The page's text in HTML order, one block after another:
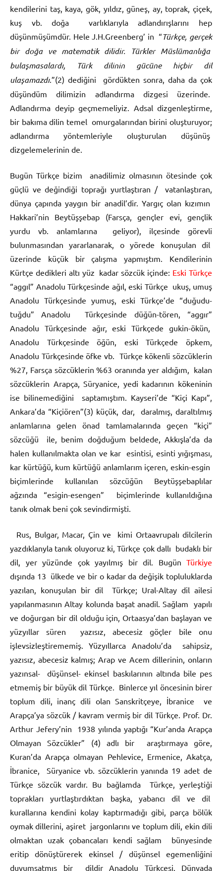
kendilerini taş, kaya, gök, yıldız, güneş, ay, toprak, çiçek,
kuş vb. doğa varlıklarıyla adlandırışlarını hep
düşünmüşümdür. Hele J.H.Greenberg’ in “Türkçe, gerçek
bir doğa ve matematik dilidir. Türkler Müslümanlığa
bulaşmasalardı, Türk dilinin gücüne hiçbir dil
ulaşamazdı.”(2) dediğini gördükten sonra, daha da çok
düşündüm dilimizin adlandırma dizgesi üzerinde.
Adlandırma deyip geçmemeliyiz. Adsal dizgenleştirme,
bir bakıma dilin temel omurgalarından birini oluşturuyor;
adlandırma yöntemleriyle oluşturulan düşünüş
dizgelemelerinin de.
Bugün Türkçe bizim anadilimiz olmasının ötesinde çok
güçlü ve değindiği toprağı yurtlaştıran / vatanlaştıran,
dünya çapında yaygın bir anadil’dir. Yargıç olan kızımın
Hakkari’nin Beytüşşebap (Farsça, gençler evi, gençlik
yurdu vb. anlamlarına geliyor), ilçesinde görevli
bulunmasından yararlanarak, o yörede konuşulan dil
üzerinde küçük bir çalışma yapmıştım. Kendilerinin
Kürtçe dedikleri altı yüz kadar sözcük içinde: Eski Türkçe
“aggıl” Anadolu Türkçesinde ağıl, eski Türkçe ukuş, umuş
Anadolu Türkçesinde yumuş, eski Türkçe’de “duğudu-
tuğdu” Anadolu Türkçesinde düğün-tören, “aggır”
Anadolu Türkçesinde ağır, eski Türkçede gukin-ökün,
Anadolu Türkçesinde öğün, eski Türkçede öpkem,
Anadolu Türkçesinde öfke vb. Türkçe kökenli sözcüklerin
%27, Farsça sözcüklerin %63 oranında yer aldığım, kalan
sözcüklerin Arapça, Süryanice, yedi kadarının kökeninin
ise bilinemediğini saptamıştım. Kayseri’de “Kiçi Kapı”,
Ankara’da “Kiçiören”(3) küçük, dar, daralmış, daraltılmış
anlamlarına gelen önad tamlamalarında geçen “kiçi”
sözcüğü ile, benim doğduğum beldede, Akkışla’da da
halen kullanılmakta olan ve kar esintisi, esinti yığışması,
kar kürtüğü, kum kürtüğü anlamlarım içeren, eskin-esgin
biçimlerinde kullanılan sözcüğün Beytüşşebaplılar
ağzında “esigin-esengen” biçimlerinde kullanıldığına
tanık olmak beni çok sevindirmişti.
Rus, Bulgar, Macar, Çin ve kimi Ortaavrupalı dilcilerin
yazdıklanyla tanık oluyoruz ki, Türkçe çok dallı budaklı bir
dil, yer yüzünde çok yayılmış bir dil. Bugün Türkiye
dışında 13 ülkede ve bir o kadar da değişik topluluklarda
yazılan, konuşulan bir dil Türkçe; Ural-Altay dil ailesi
yapılanmasının Altay kolunda başat anadil. Sağlam yapılı
ve doğurgan bir dil olduğu için, Ortaasya’dan başlayan ve
yüzyıllar süren yazısız, abecesiz göçler bile onu
işlevsizleştirememiş. Yüzyıllarca Anadolu’da sahipsiz,
yazısız, abecesiz kalmış; Arap ve Acem dillerinin, onların
yazınsal- düşünsel- ekinsel baskılarının altında bile pes
etmemiş bir büyük dil Türkçe. Binlerce yıl öncesinin birer
toplum dili, inanç dili olan Sanskritçeye, İbranice ve
Arapça’ya sözcük / kavram vermiş bir dil Türkçe. Prof. Dr.
Arthur Jefery’nin 1938 yılında yaptığı “Kur’anda Arapça
Olmayan Sözcükler” (4) adlı bir araştırmaya göre,
Kuran’da Arapça olmayan Pehlevice, Ermenice, Akatça,
İbranice, Süryanice vb. sözcüklerin yanında 19 adet de
Türkçe sözcük vardır. Bu bağlamda Türkçe, yerleştiği
toprakları yurtlaştırdıktan başka, yabancı dil ve dil
kurallarına kendini kolay kaptırmadığı gibi, parça bölük
oymak dillerini, aşiret jargonlarını ve toplum dili, ekin dili
olmaktan uzak çobancaları kendi sağlam bünyesinde
eritip dönüştürerek ekinsel / düşünsel egemenliğini
duyumsatmış bir dildir Anadolu Türkçesi. Dünyada